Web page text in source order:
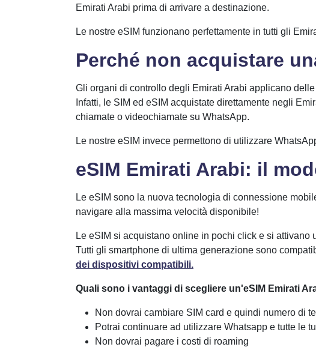
Emirati Arabi prima di arrivare a destinazione.
Le nostre eSIM funzionano perfettamente in tutti gli
Perché non acquistare
Gli organi di controllo degli Emirati Arabi applicano
Infatti, le SIM ed eSIM acquistate direttamente negli
chiamate o videochiamate su WhatsApp.
Le nostre eSIM invece permettono di utilizzare
eSIM Emirati Arabi: il
Le eSIM sono la nuova tecnologia di connessione
navigare alla massima velocità disponibile!
Le eSIM si acquistano online in pochi click e si
Tutti gli smartphone di ultima generazione sono
dei dispositivi compatibili.
Quali sono i vantaggi di scegliere un'eSIM Emirati
Non dovrai cambiare SIM card e quindi numero di
Potrai continuare ad utilizzare Whatsapp e tutte le
Non dovrai pagare i costi di roaming